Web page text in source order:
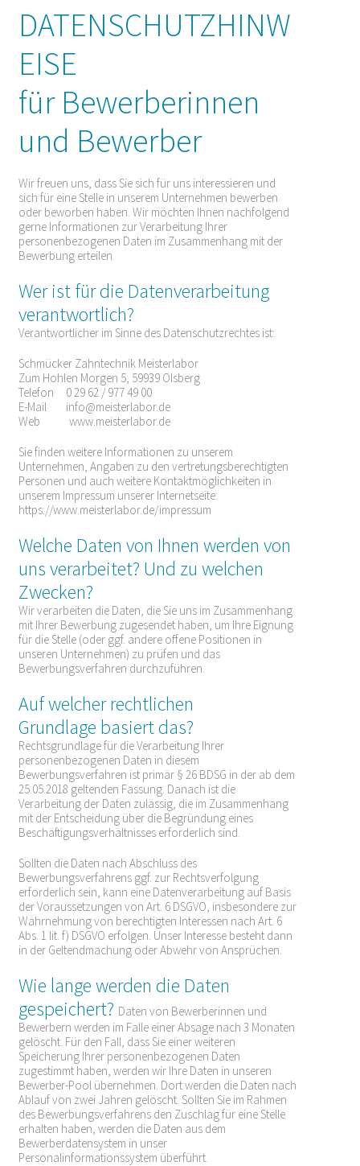
DATENSCHUTZHINW
EISE
für Bewerberinnen
und Bewerber
Wir freuen uns, dass Sie sich für uns interessieren und
sich für eine Stelle in unserem Unternehmen bewerben
oder beworben haben. Wir möchten Ihnen nachfolgend
gerne Informationen zur Verarbeitung Ihrer
personenbezogenen Daten im Zusammenhang mit der
Bewerbung erteilen.
Wer ist für die Datenverarbeitung
verantwortlich?
Verantwortlicher im Sinne des Datenschutzrechtes ist:
Schmücker Zahntechnik Meisterlabor
Zum Hohlen Morgen 5, 59939 Olsberg
Telefon 0 29 62 / 977 49 00
E-Mail
info@meisterlabor.de
Web www.meisterlabor.de
Sie finden weitere Informationen zu unserem
Unternehmen, Angaben zu den vertretungsberechtigten
Personen und auch weitere Kontaktmöglichkeiten in
unserem Impressum unserer Internetseite:
https://www.meisterlabor.de/impressum
Welche Daten von Ihnen werden von
uns verarbeitet? Und zu welchen
Zwecken?
Wir verarbeiten die Daten, die Sie uns im Zusammenhang
mit Ihrer Bewerbung zugesendet haben, um Ihre Eignung
für die Stelle (oder ggf. andere offene Positionen in
unseren Unternehmen) zu prüfen und das
Bewerbungsverfahren durchzuführen.
Auf welcher rechtlichen
Grundlage basiert das?
Rechtsgrundlage für die Verarbeitung Ihrer
personenbezogenen Daten in diesem
Bewerbungsverfahren ist primär § 26 BDSG in der ab dem
25.05.2018 geltenden Fassung. Danach ist die
Verarbeitung der Daten zulässig, die im Zusammenhang
mit der Entscheidung über die Begründung eines
Beschäftigungsverhältnisses erforderlich sind.
Sollten die Daten nach Abschluss des
Bewerbungsverfahrens ggf. zur Rechtsverfolgung
erforderlich sein, kann eine Datenverarbeitung auf Basis
der Voraussetzungen von Art. 6 DSGVO, insbesondere zur
Wahrnehmung von berechtigten Interessen nach Art. 6
Abs. 1 lit. f) DSGVO erfolgen. Unser Interesse besteht dann
in der Geltendmachung oder Abwehr von Ansprüchen.
Wie lange werden die Daten
gespeichert? Daten von Bewerberinnen und
Bewerbern werden im Falle einer Absage nach 3 Monaten
gelöscht. Für den Fall, dass Sie einer weiteren
Speicherung Ihrer personenbezogenen Daten
zugestimmt haben, werden wir Ihre Daten in unseren
Bewerber-Pool übernehmen. Dort werden die Daten nach
Ablauf von zwei Jahren gelöscht. Sollten Sie im Rahmen
des Bewerbungsverfahrens den Zuschlag für eine Stelle
erhalten haben, werden die Daten aus dem
Bewerberdatensystem in unser
Personalinformationssystem überführt.